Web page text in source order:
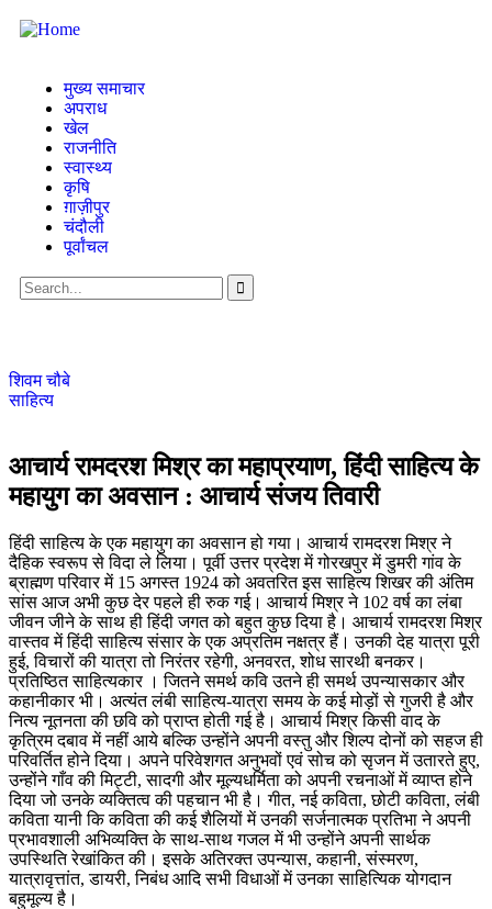
मुख्य समाचार
अपराध
खेल
राजनीति
स्वास्थ्य
कृषि
ग़ाज़ीपुर
चंदौली
पूर्वांचल
शिवम चौबे
साहित्य
आचार्य रामदरश मिश्र का महाप्रयाण, हिंदी साहित्य के
महायुग का अवसान : आचार्य संजय तिवारी
हिंदी साहित्य के एक महायुग का अवसान हो गया। आचार्य रामदरश मिश्र ने
दैहिक स्वरूप से विदा ले लिया। पूर्वी उत्तर प्रदेश में गोरखपुर में डुमरी गांव के
ब्राह्मण परिवार में 15 अगस्त 1924 को अवतरित इस साहित्य शिखर की अंतिम
सांस आज अभी कुछ देर पहले ही रुक गई। आचार्य मिश्र ने 102 वर्ष का लंबा
जीवन जीने के साथ ही हिंदी जगत को बहुत कुछ दिया है। आचार्य रामदरश मिश्र
वास्तव में हिंदी साहित्य संसार के एक अप्रतिम नक्षत्र हैं। उनकी देह यात्रा पूरी
हुई, विचारों की यात्रा तो निरंतर रहेगी, अनवरत, शोध सारथी बनकर।
प्रतिष्ठित साहित्यकार । जितने समर्थ कवि उतने ही समर्थ उपन्यासकार और
कहानीकार भी। अत्यंत लंबी साहित्य-यात्रा समय के कई मोड़ों से गुजरी है और
नित्य नूतनता की छवि को प्राप्त होती गई है। आचार्य मिश्र किसी वाद के
कृत्रिम दबाव में नहीं आये बल्कि उन्होंने अपनी वस्तु और शिल्प दोनों को सहज ही
परिवर्तित होने दिया। अपने परिवेशगत अनुभवों एवं सोच को सृजन में उतारते हुए,
उन्होंने गाँव की मिट्टी, सादगी और मूल्यधर्मिता को अपनी रचनाओं में व्याप्त होने
दिया जो उनके व्यक्तित्व की पहचान भी है। गीत, नई कविता, छोटी कविता, लंबी
कविता यानी कि कविता की कई शैलियों में उनकी सर्जनात्मक प्रतिभा ने अपनी
प्रभावशाली अभिव्यक्ति के साथ-साथ गजल में भी उन्होंने अपनी सार्थक
उपस्थिति रेखांकित की। इसके अतिरक्त उपन्यास, कहानी, संस्मरण,
यात्रावृत्तांत, डायरी, निबंध आदि सभी विधाओं में उनका साहित्यिक योगदान
बहुमूल्य है।